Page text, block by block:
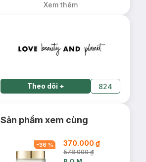
Xem thêm
Theo dõi + 824
Sản phẩm xem cùng
-36 % 370.000 ₫
578.000 ₫